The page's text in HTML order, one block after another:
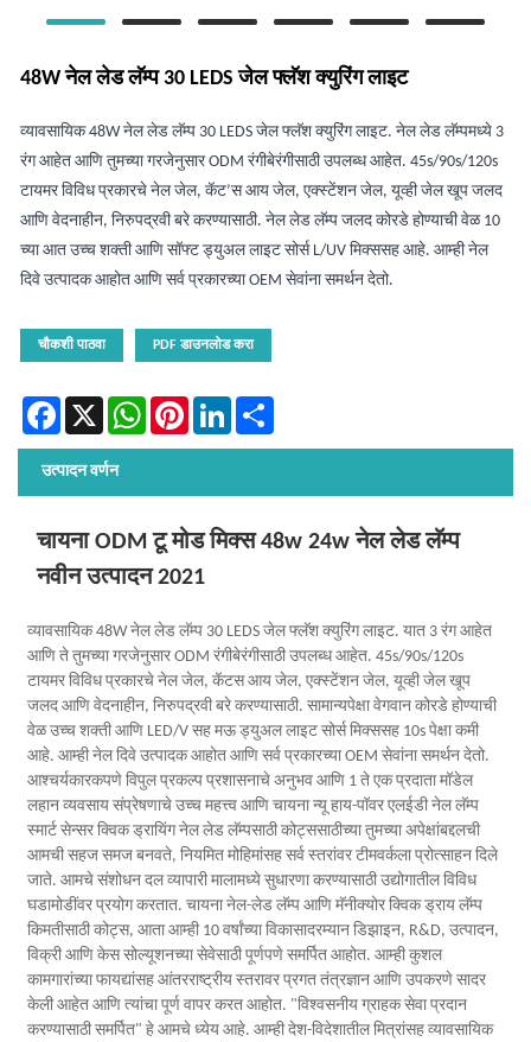
48W नेल लेड लॅम्प 30 LEDS जेल फ्लॅश क्युरिंग लाइट
व्यावसायिक 48W नेल लेड लॅम्प 30 LEDS जेल फ्लॅश क्युरिंग लाइट. नेल लेड लॅम्पमध्ये 3
रंग आहेत आणि तुमच्या गरजेनुसार ODM रंगीबेरंगीसाठी उपलब्ध आहेत. 45s/90s/120s
टायमर विविध प्रकारचे नेल जेल, कॅट’स आय जेल, एक्स्टेंशन जेल, यूव्ही जेल खूप जलद
आणि वेदनाहीन, निरुपद्रवी बरे करण्यासाठी. नेल लेड लॅम्प जलद कोरडे होण्याची वेळ 10
च्या आत उच्च शक्ती आणि सॉफ्ट ड्युअल लाइट सोर्स L/UV मिक्ससह आहे. आम्ही नेल
दिवे उत्पादक आहोत आणि सर्व प्रकारच्या OEM सेवांना समर्थन देतो.
चौकशी पाठवा PDF डाउनलोड करा
Facebook
X WhatsAppPinterestLinkedIn
उत्पादन वर्णन
चायना ODM टू मोड मिक्स 48w 24w नेल लेड लॅम्प
नवीन उत्पादन 2021
व्यावसायिक 48W नेल लेड लॅम्प 30 LEDS जेल फ्लॅश क्युरिंग लाइट. यात 3 रंग आहेत
आणि ते तुमच्या गरजेनुसार ODM रंगीबेरंगीसाठी उपलब्ध आहेत. 45s/90s/120s
टायमर विविध प्रकारचे नेल जेल, कॅटस आय जेल, एक्स्टेंशन जेल, यूव्ही जेल खूप
जलद आणि वेदनाहीन, निरुपद्रवी बरे करण्यासाठी. सामान्यपेक्षा वेगवान कोरडे होण्याची
वेळ उच्च शक्ती आणि LED/V सह मऊ ड्युअल लाइट सोर्स मिक्ससह 10s पेक्षा कमी
आहे. आम्ही नेल दिवे उत्पादक आहोत आणि सर्व प्रकारच्या OEM सेवांना समर्थन देतो.
आश्चर्यकारकपणे विपुल प्रकल्प प्रशासनाचे अनुभव आणि 1 ते एक प्रदाता मॉडेल
लहान व्यवसाय संप्रेषणाचे उच्च महत्त्व आणि चायना न्यू हाय-पॉवर एलईडी नेल लॅम्प
स्मार्ट सेन्सर क्विक ड्रायिंग नेल लेड लॅम्पसाठी कोट्ससाठीच्या तुमच्या अपेक्षांबद्दलची
आमची सहज समज बनवते, नियमित मोहिमांसह सर्व स्तरांवर टीमवर्कला प्रोत्साहन दिले
जाते. आमचे संशोधन दल व्यापारी मालामध्ये सुधारणा करण्यासाठी उद्योगातील विविध
घडामोडींवर प्रयोग करतात. चायना नेल-लेड लॅम्प आणि मॅनीक्योर क्विक ड्राय लॅम्प
किमतीसाठी कोट्स, आता आम्ही 10 वर्षांच्या विकासादरम्यान डिझाइन, R&D, उत्पादन,
विक्री आणि केस सोल्यूशनच्या सेवेसाठी पूर्णपणे समर्पित आहोत. आम्ही कुशल
कामगारांच्या फायद्यांसह आंतरराष्ट्रीय स्तरावर प्रगत तंत्रज्ञान आणि उपकरणे सादर
केली आहेत आणि त्यांचा पूर्ण वापर करत आहोत. "विश्वसनीय ग्राहक सेवा प्रदान
करण्यासाठी समर्पित" हे आमचे ध्येय आहे. आम्ही देश-विदेशातील मित्रांसह व्यावसायिक